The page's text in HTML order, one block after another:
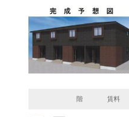
階 賃料